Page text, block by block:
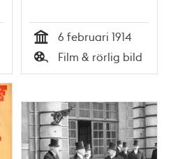
Tid
6 februari 1914
Typ
Film & rörlig bild